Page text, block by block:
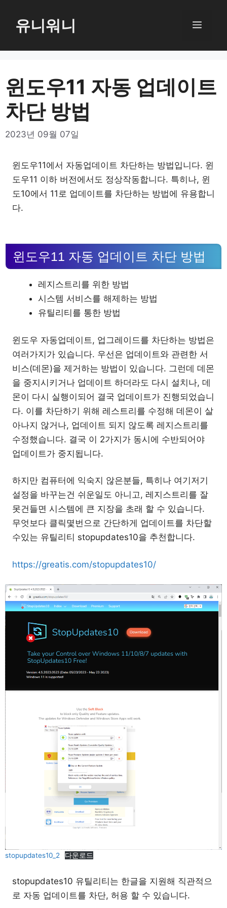
로
뛰
기
유니워니 메
윈도우11 자동 업데이트
차단 방법
2023년 09월 07일
윈도우11에서 자동업데이트 차단하는 방법입니다. 윈
도우11 이하 버전에서도 정상작동합니다. 특히나, 윈
도10에서 11로 업데이트를 차단하는 방법에 유용합니
다.
윈도우11 자동 업데이트 차단 방법
레지스트리를 위한 방법
시스템 서비스를 해제하는 방법
유틸리티를 통한 방법
윈도우 자동업데이트, 업그레이드를 차단하는 방법은
여러가지가 있습니다. 우선은 업데이트와 관련한 서
비스(데몬)을 제거하는 방법이 있습니다. 그런데 데몬
을 중지시키거나 업데이트 하더라도 다시 설치나, 데
몬이 다시 실행이되어 결국 업데이트가 진행되었습니
다. 이를 차단하기 위해 레스트리를 수정해 데몬이 살
아나지 않거나, 업데이트 되지 않도록 레지스트리를
수정했습니다. 결국 이 2가지가 동시에 수반되어야
업데이트가 중지됩니다.
하지만 컴퓨터에 익숙지 않은분들, 특히나 여기저기
설정을 바꾸는건 쉬운일도 아니고, 레지스트리를 잘
못건들면 시스템에 큰 지장을 초래 할 수 있습니다.
무엇보다 클릭몇번으로 간단하게 업데이트를 차단할
수있는 유틸리티 stopupdates10을 추천합니다.
https://greatis.com/stopupdates10/
stopupdates10_2 다운로드
stopupdates10 유틸리티는 한글을 지원해 직관적으
로 자동 업데이트를 차단, 허용 할 수 있습니다.